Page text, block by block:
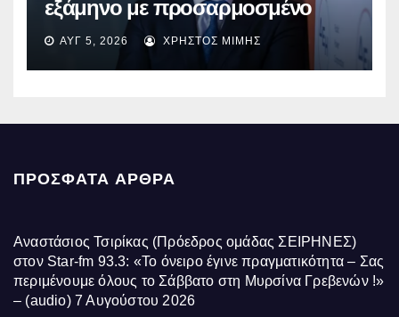
εξάμηνο με προσαρμοσμένο
EBITDA στα €1,2 δισ.
ΑΥΓ 5, 2026 ΧΡΉΣΤΟΣ ΜΊΜΗΣ
ΠΡΌΣΦΑΤΑ ΆΡΘΡΑ
Αναστάσιος Τσιρίκας (Πρόεδρος ομάδας ΣΕΙΡΗΝΕΣ)
στον Star-fm 93.3: «Το όνειρο έγινε πραγματικότητα – Σας
περιμένουμε όλους το Σάββατο στη Μυρσίνα Γρεβενών !»
– (audio) 7 Αυγούστου 2026